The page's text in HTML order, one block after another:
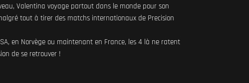
Valentina voyage partout dans le monde pour son
tout à tirer des matchs internationaux de Precision
en Norvège ou maintenant en France, les 4 là ne ratent
de se retrouver !